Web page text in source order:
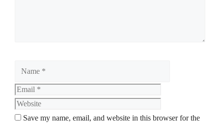
Save my name, email, and website in this browser for the